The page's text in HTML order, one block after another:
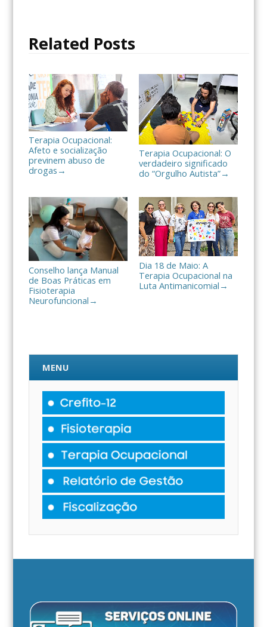
k
i
a
r
Related Posts
Terapia Ocupacional:
Afeto e socialização
previnem abuso de
drogas →
Terapia Ocupacional: O
verdadeiro significado
do “Orgulho Autista”→
Conselho lança Manual
de Boas Práticas em
Fisioterapia
Neurofuncional →
Dia 18 de Maio: A
Terapia Ocupacional na
Luta Antimanicomial →
MENU